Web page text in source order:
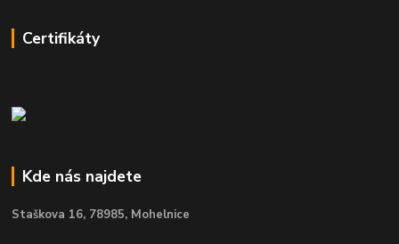
Certifikáty
Kde nás najdete
Staškova 16, 78985, Mohelnice